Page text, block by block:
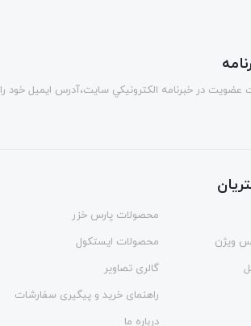
عضويت در خبرنامه الكترونيكي سايت،آدرس ایمیل خود را
محصولات پارس خزر
ویژن
محصولات ایستکول
گالری تصاویر
راهنمای خرید و پیگیری سفارشات
درباره ما